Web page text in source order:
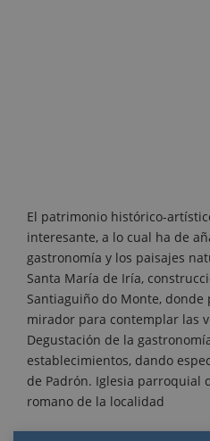
El patrimonio histórico-
interesante, a lo cual ha de
gastronomía y los paisajes
Santa María de Iría,
Santiaguiño do Monte, donde
mirador para contemplar las
Degustación de la
establecimientos, dando
de Padrón. Iglesia parroquial
romano de la localidad